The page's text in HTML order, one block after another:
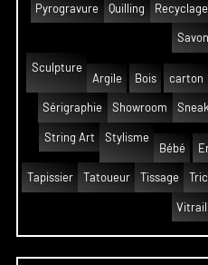
Pyrogravure Quilling Recyclage
Sculpture
Argile
Bois carton
Sérigraphie Showroom
String Art
Stylisme
Bébé
Tapissier Tatoueur Tissage